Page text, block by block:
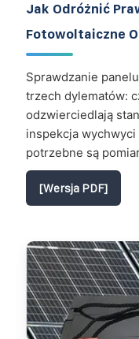
Jak Odróżnić
Fotowoltaiczne
Sprawdzanie
trzech dylematów:
odzwierciedlają
inspekcja
potrzebne są
[Wersja PDF]